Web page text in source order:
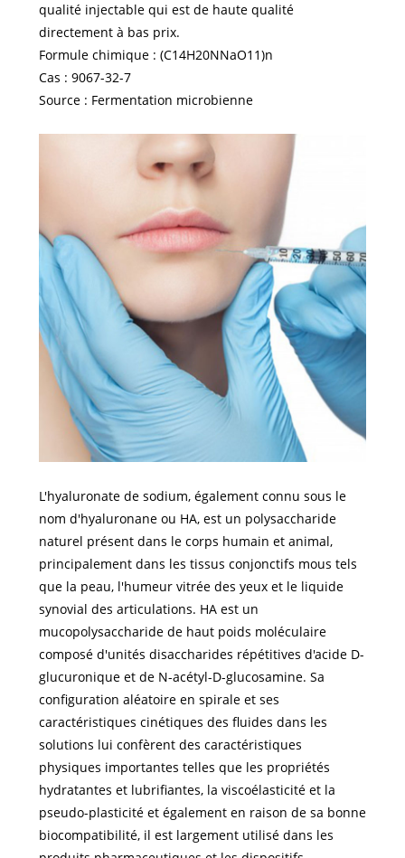
qualité injectable qui est de haute qualité
directement à bas prix.
Formule chimique : (C14H20NNaO11)n
Cas : 9067-32-7
Source : Fermentation microbienne
L'hyaluronate de sodium, également connu sous le
nom d'hyaluronane ou HA, est un polysaccharide
naturel présent dans le corps humain et animal,
principalement dans les tissus conjonctifs mous tels
que la peau, l'humeur vitrée des yeux et le liquide
synovial des articulations. HA est un
mucopolysaccharide de haut poids moléculaire
composé d'unités disaccharides répétitives d'acide D-
glucuronique et de N-acétyl-D-glucosamine. Sa
configuration aléatoire en spirale et ses
caractéristiques cinétiques des fluides dans les
solutions lui confèrent des caractéristiques
physiques importantes telles que les propriétés
hydratantes et lubrifiantes, la viscoélasticité et la
pseudo-plasticité et également en raison de sa bonne
biocompatibilité, il est largement utilisé dans les